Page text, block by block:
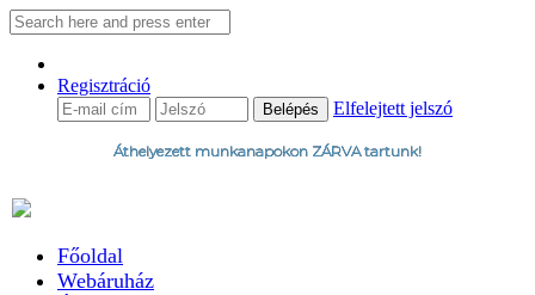
Regisztráció
Elfelejtett jelszó
Áthelyezett munkanapokon ZÁRVA tartunk!
Főoldal
Webáruház